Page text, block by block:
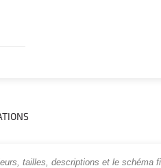
tailles, descriptions et le schéma